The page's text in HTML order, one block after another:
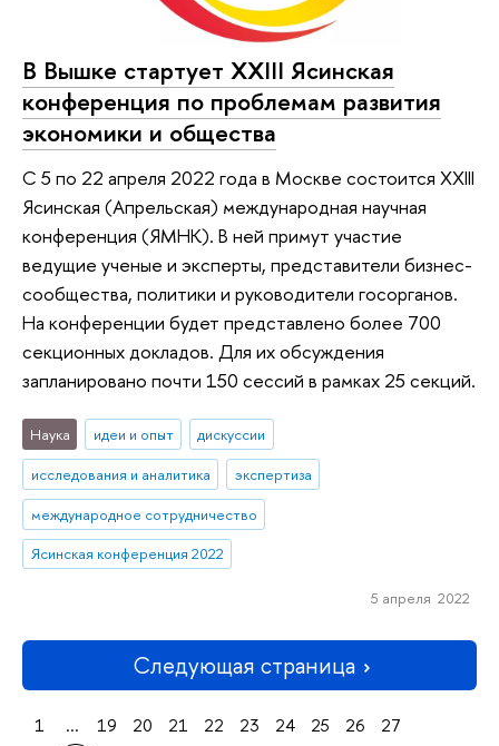
В Вышке стартует XXIII Ясинская
конференция по проблемам развития
экономики и общества
С 5 по 22 апреля 2022 года в Москве состоится XXIII
Ясинская (Апрельская) международная научная
конференция (ЯМНК). В ней примут участие
ведущие ученые и эксперты, представители бизнес-
сообщества, политики и руководители госорганов.
На конференции будет представлено более 700
секционных докладов. Для их обсуждения
запланировано почти 150 сессий в рамках 25 секций.
Наука идеи и опыт
дискуссии
исследования и аналитика
экспертиза
международное сотрудничество
Ясинская конференция 2022
5 апреля 2022
Следующая страница
1 ... 19 20 21 22 23 24 25 26
27